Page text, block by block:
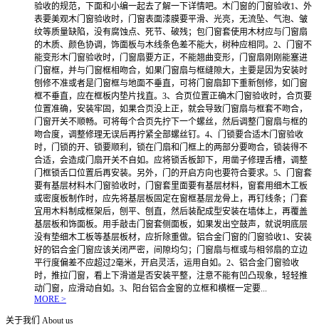
验收的规范，下面和小编一起去了解一下详情吧。木门窗的门窗验收1、外
表要美观木门窗验收时，门窗表面漆膜要平滑、光亮，无流坠、气泡、皱
纹等质量缺陷，没有腐蚀点、死节、破残；包门窗套使用木材应与门窗扇
的木质、颜色协调，饰面板与木线条色差不能大，树种应相同。2、门窗不
能变形木门窗验收时，门窗扇要方正，不能翘曲变形，门窗扇刚刚能塞进
门窗框，并与门窗框相吻合，如果门窗扇与框缝隙大，主要是因为安装时
刨修不准或者是门窗框与地面不垂直，可将门窗扇卸下重新刨修，如门窗
框不垂直，应在框板内垫片找直。3、合页位置正确木门窗验收时，合页要
位置准确，安装牢固，如果合页没上正，就会导致门窗扇与框套不吻合，
门窗开关不顺畅。可将每个合页先拧下一个螺丝，然后调整门窗扇与框的
吻合度，调整修理无误后再拧紧全部螺丝钉。4、门锁要合适木门窗验收
时，门锁的开、锁要顺利，锁在门扇和门框上的两部分要吻合，锁装得不
合适，会造成门扇开关不自如。应将锁舌板卸下，用凿子修理舌槽，调整
门框锁舌口位置后再安装。另外，门的开启方向也要符合要求。5、门窗套
要有基层材料木门窗验收时，门窗套里面要有基层材料，窗套用细木工板
或密度板制作时，应先将基层板固定在窗框基层龙骨上，再钉线条；门套
宜用木料制成框架后，刨平、刨直，然后装配成型安装在墙体上，再覆盖
基层板和饰面板。用手敲击门窗套侧面板，如果发出空鼓声，就说明底层
没有垫细木工板等基层板材，应折除重做。铝合金门窗的门窗验收1、安装
好的铝合金门窗应该关闭严密，间隙均匀；门窗扇与框或与相邻扇的立边
平行度偏差不应超过2毫米，开启灵活，运用自如。2、铝合金门窗验收
时，推拉门窗，看上下滑道是否安装平整，注意不能有凹凸现象，轻轻推
动门窗，应滑动自如。3、阳台铝合金窗的立框和横框一定要...
MORE >
关于我们 About us